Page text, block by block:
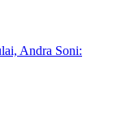
Andra Soni: